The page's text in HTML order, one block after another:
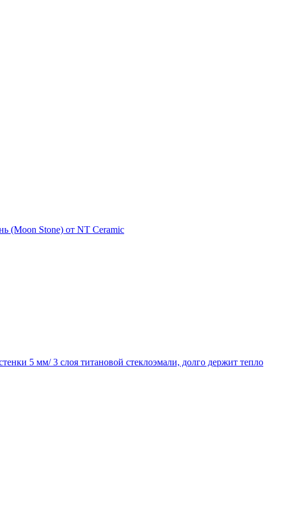
(Moon Stone) от NT Ceramic
5 мм/ 3 слоя титановой стеклоэмали, долго держит тепло